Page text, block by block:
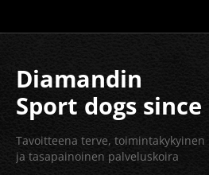
Diamandin
Sport dogs since
2004
Tavoitteena terve, toimintakykyinen
ja tasapainoinen palveluskoira